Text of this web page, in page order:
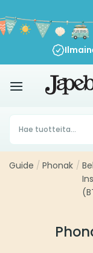
sisältöön
Products
search
Guide / Phonak /